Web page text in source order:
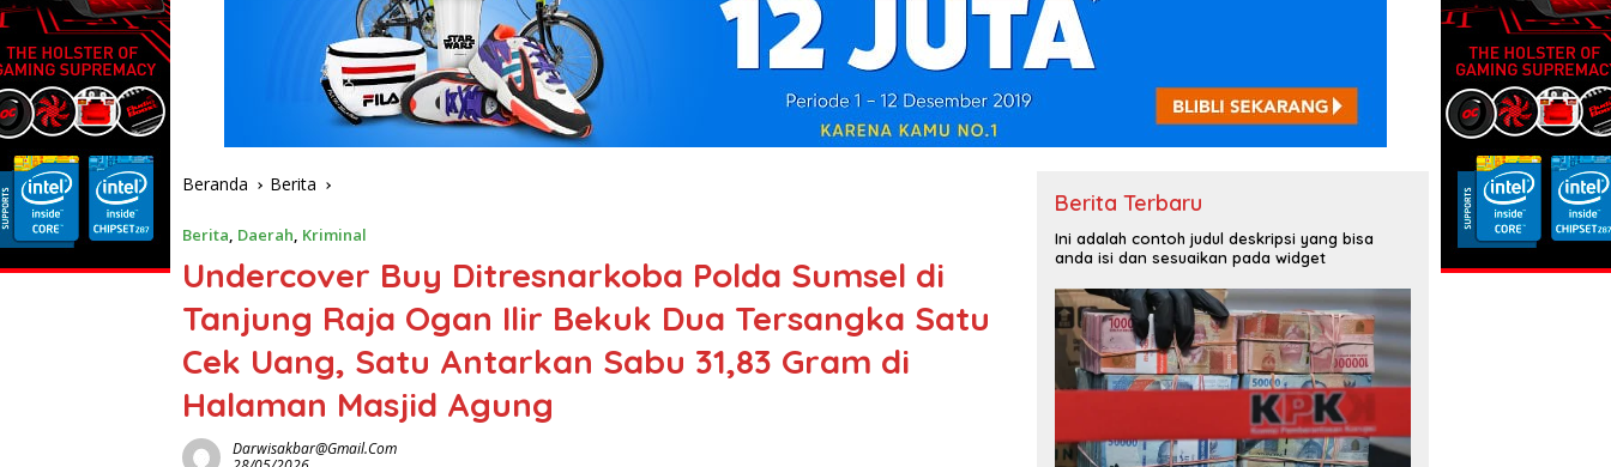
Beranda Berita
Berita, Daerah, Kriminal
Undercover Buy Ditresnarkoba Polda Sumsel di
Tanjung Raja Ogan Ilir Bekuk Dua Tersangka Satu
Cek Uang, Satu Antarkan Sabu 31,83 Gram di
Halaman Masjid Agung
Darwisakbar@gmail.com
Berita Terbaru
Ini adalah contoh judul deskripsi yang bisa
anda isi dan sesuaikan pada widget